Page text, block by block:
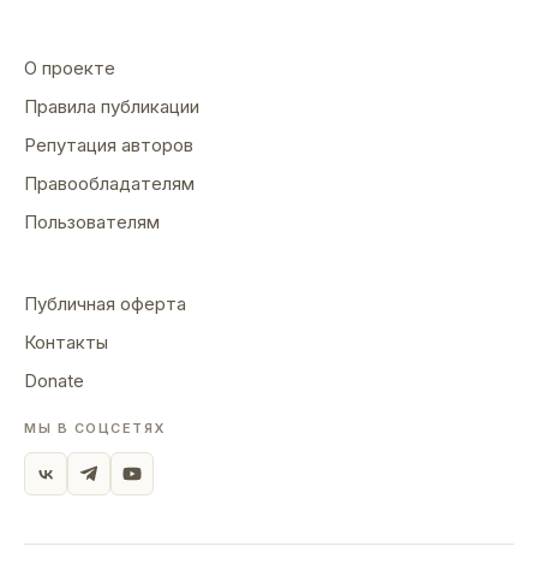
О проекте
Правила публикации
Репутация авторов
Правообладателям
Пользователям
Публичная оферта
Контакты
Donate
МЫ В СОЦСЕТЯХ